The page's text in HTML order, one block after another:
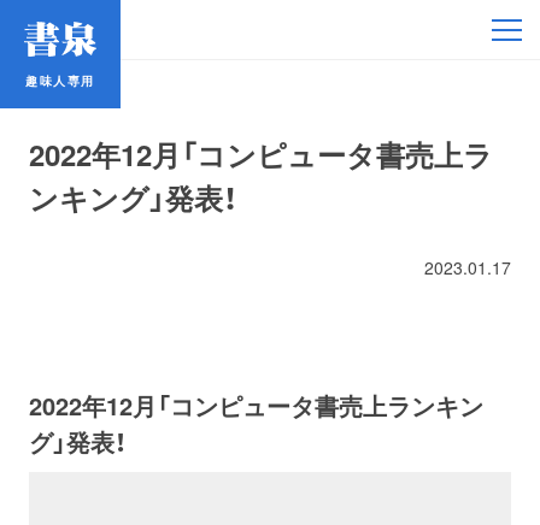
趣味人専用
2022年12月「コンピュータ書売上ラ
ンキング」発表！
2023.01.17
2022年12月「コンピュータ書売上ランキン
グ」発表！
趣味人専用
コミック・ラノベ